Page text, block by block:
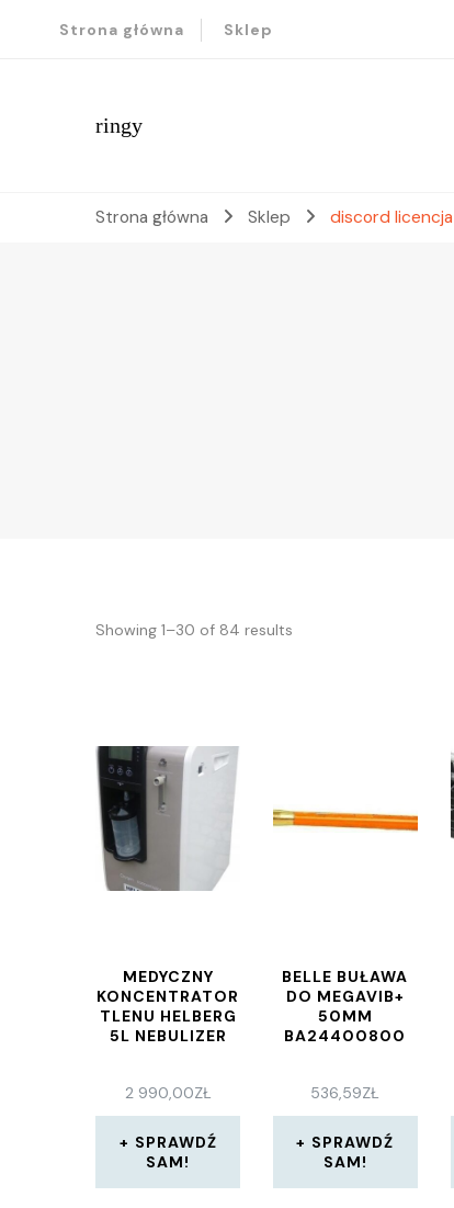
Strona główna Sklep
ringy
Strona główna Sklep discord licencja
Showing 1–30 of 84 results
MEDYCZNY
KONCENTRATOR
TLENU HELBERG
5L NEBULIZER
2 990,00ZŁ
SPRAWDŹ
SAM!
BELLE BUŁAWA
DO MEGAVIB+
50MM
BA24400800
536,59ZŁ
SPRAWDŹ
SAM!